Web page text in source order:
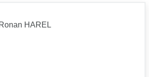
Ronan HAREL